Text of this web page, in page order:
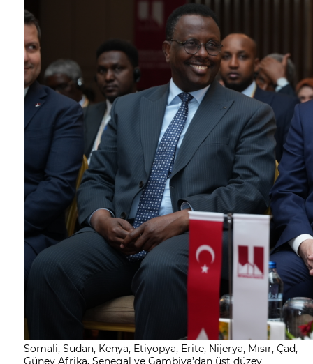
Somali, Sudan, Kenya, Etiyopya, Erite, Nijerya, Mısır, Çad,
Güney Afrika, Senegal ve Gambiya’dan üst düzey